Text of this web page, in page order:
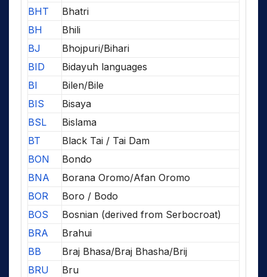
BHT
Bhatri
BH
Bhili
BJ
Bhojpuri/Bihari
BID
Bidayuh languages
BI
Bilen/Bile
BIS
Bisaya
BSL
Bislama
BT
Black Tai / Tai Dam
BON
Bondo
BNA
Borana Oromo/Afan Oromo
BOR
Boro / Bodo
BOS
Bosnian (derived from Serbocroat)
BRA
Brahui
BB
Braj Bhasa/Braj Bhasha/Brij
BRU
Bru